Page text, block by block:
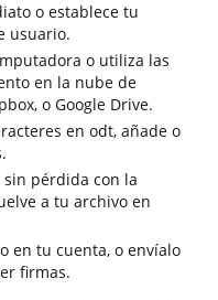
o establece tu
usuario.
o utiliza las
en la nube de
o Google Drive.
en odt, añade o
pérdida con la
a tu archivo en
en tu cuenta, o envíalo
firmas.